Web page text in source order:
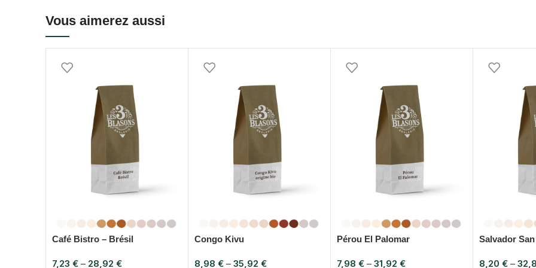
Vous aimerez aussi
Café Bistro – Brésil
7,23 € – 28,92 €
Congo Kivu
8,98 € – 35,92 €
Pérou El Palomar
7,98 € – 31,92 €
Salvador
8,20 € –